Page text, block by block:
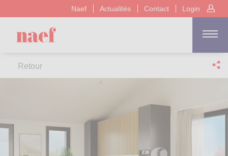
Naef Actualités Contact Login
Retour